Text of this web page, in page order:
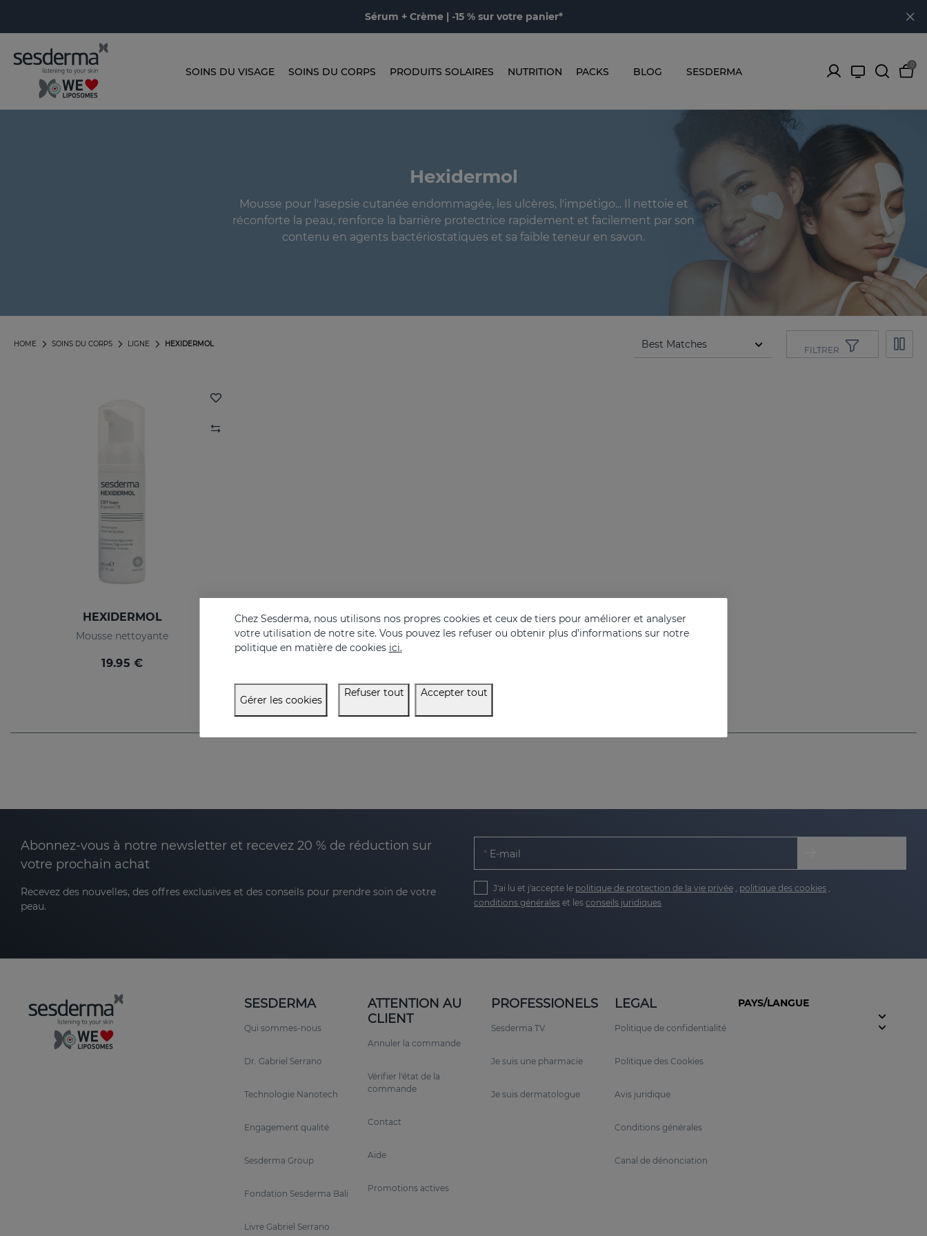
Sérum + Crème | -15 % sur votre panier*
SOINS DU VISAGE SOINS DU CORPS PRODUITS SOLAIRES NUTRITION PACKS BLOG SESDERMA
0
Hexidermol
Mousse pour l'asepsie cutanée endommagée, les ulcères, l'impétigo... Il nettoie et
réconforte la peau, renforce la barrière protectrice rapidement et facilement par son
contenu en agents bactériostatiques et sa faible teneur en savon.
HEXIDERMOL
LIGNE
SOINS DU CORPS
HOME
FILTRER
HEXIDERMOL
Mousse nettoyante
19.95 €
Abonnez-vous à notre newsletter et recevez 20 % de réduction sur
votre prochain achat
Recevez des nouvelles, des offres exclusives et des conseils pour prendre soin de votre
peau.
E-mail
J'ai lu et j'accepte le politique de protection de la vie privée politique des cookies
conditions générales et les conseils juridiques
SESDERMA
Qui sommes-nous
Dr. Gabriel Serrano
Technologie Nanotech
Engagement qualité
Sesderma Group
Fondation Sesderma Bali
Livre Gabriel Serrano
ATTENTION AU
CLIENT
Annuler la commande
Vérifier l'état de la
commande
Contact
Aide
Promotions actives
PROFESSIONELS
Sesderma TV
Je suis une pharmacie
Je suis dermatologue
LEGAL
Politique de confidentialité
Politique des Cookies
Avis juridique
Conditions générales
Canal de dénonciation
PAYS/LANGUE
Chez Sesderma, nous utilisons nos propres cookies et ceux de tiers pour améliorer et analyser
votre utilisation de notre site. Vous pouvez les refuser ou obtenir plus d'informations sur notre
politique en matière de cookies ici.
Gérer les cookies
Refuser tout Accepter tout